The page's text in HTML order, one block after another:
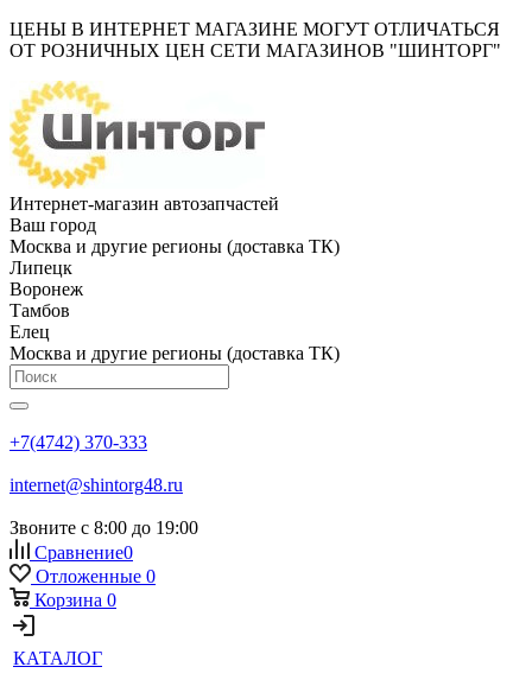
ЦЕНЫ В ИНТЕРНЕТ МАГАЗИНЕ МОГУТ ОТЛИЧАТЬСЯ
ОТ РОЗНИЧНЫХ ЦЕН СЕТИ МАГАЗИНОВ "ШИНТОРГ"
Интернет-магазин автозапчастей
Ваш город
Москва и другие регионы (доставка ТК)
Липецк
Воронеж
Тамбов
Елец
Москва и другие регионы (доставка ТК)
+7(4742) 370-333
internet@shintorg48.ru
Звоните с 8:00 до 19:00
Сравнение0
Отложенные 0
Корзина 0
КАТАЛОГ